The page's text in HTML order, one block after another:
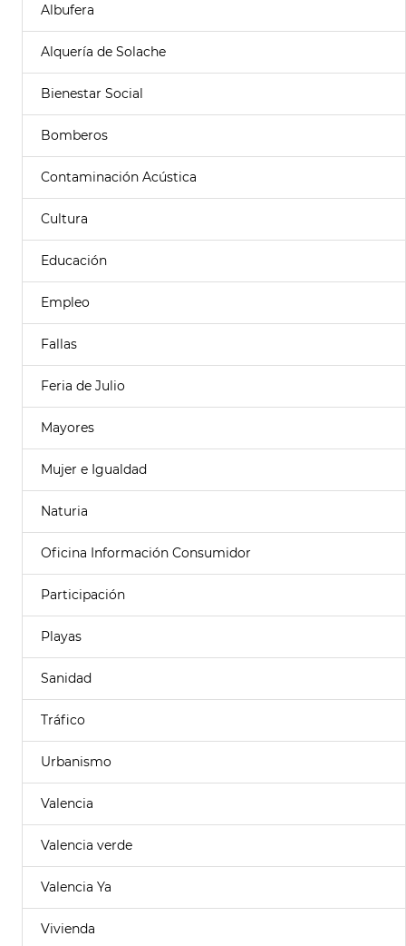
Albufera
Alquería de Solache
Bienestar Social
Bomberos
Contaminación Acústica
Cultura
Educación
Empleo
Fallas
Feria de Julio
Mayores
Mujer e Igualdad
Naturia
Oficina Información Consumidor
Participación
Playas
Sanidad
Tráfico
Urbanismo
Valencia
Valencia verde
Valencia Ya
Vivienda